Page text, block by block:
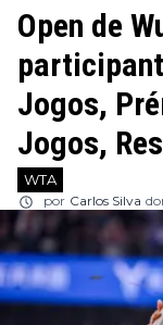
Open de
Jogos,
Jogos,
WTA
por Carlos Silva